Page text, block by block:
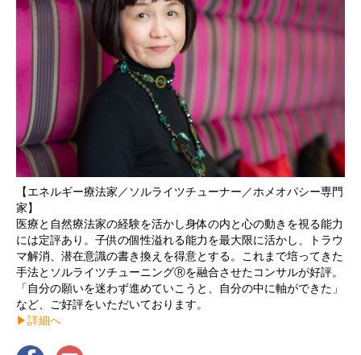
【エネルギー療法家／ソルライツチューナー／ホメオパシー専門
家】
医療と自然療法家の経験を活かし身体の内と心の動きを視る能力
には定評あり。子供の個性溢れる能力を最大限に活かし、トラウ
マ解消、潜在意識の書き換えを得意とする。これまで培ってきた
手法とソルライツチューニングⓇを融合させたコンサルが好評。
「自分の願いを迷わず進めていこうと、自分の中に軸ができた」
など、ご好評をいただいております。
▶︎詳細へ